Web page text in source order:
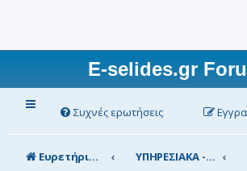
E-selides.gr
Συχνές ερωτήσεις
Ευρετήριο Δ. Συζήτησης ΥΠΗΡΕΣΙΑΚΑ - ΣΥΖΗΤΗΣΕΙΣ (για τα μέλη)